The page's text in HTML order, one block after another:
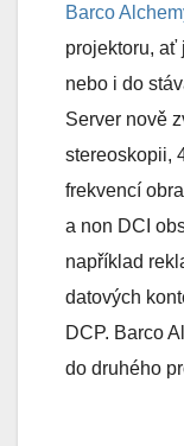
Barco
projektoru, ať
nebo i do
Server nově
stereoskopii,
frekvencí
a non DCI
například
datových
DCP. Barco
do druhého